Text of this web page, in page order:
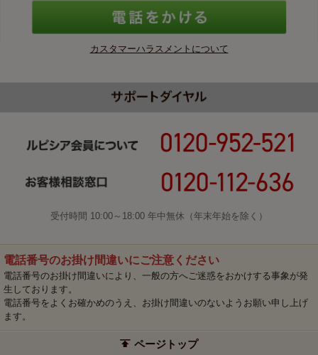
カスタマーハラスメントについて
受付時間 10:00～18:00 年中無休（年末年始を除く）
電話番号のお掛け間違いにご注意ください
電話番号のお掛け間違いにより、一般の方へご迷惑をおかけする事象が発
生しております。
電話番号をよくお確かめのうえ、お掛け間違いのないようお願い申し上げ
ます。
ページトップ